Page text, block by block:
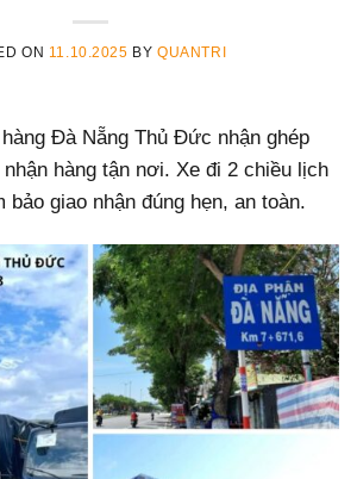
ON 11.10.2025 BYQUANTRI
Đà Nẵng Thủ Đức nhận ghép
hàng tận nơi. Xe đi 2 chiều lịch
giao nhận đúng hẹn, an toàn.